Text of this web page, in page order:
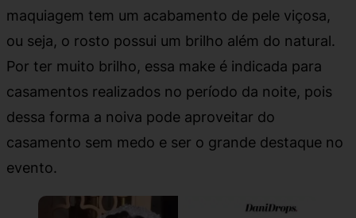
maquiagem tem um acabamento de pele viçosa,
ou seja, o rosto possui um brilho além do natural.
Por ter muito brilho, essa make é indicada para
casamentos realizados no período da noite, pois
dessa forma a noiva pode aproveitar do
casamento sem medo e ser o grande destaque no
evento.